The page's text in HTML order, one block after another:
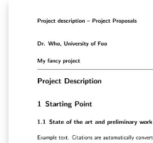
u.ac.jp/~taku/kakenhiLaTeX/